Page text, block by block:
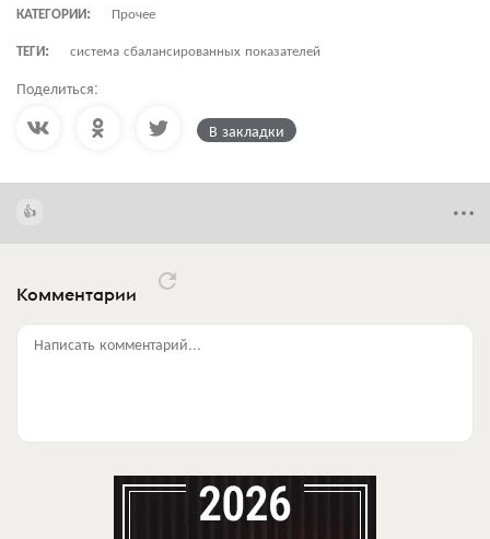
КАТЕГОРИИ:
Прочее
ТЕГИ:
система сбалансированных показателей
Поделиться:
В закладки
Комментарии
Написать комментарий...